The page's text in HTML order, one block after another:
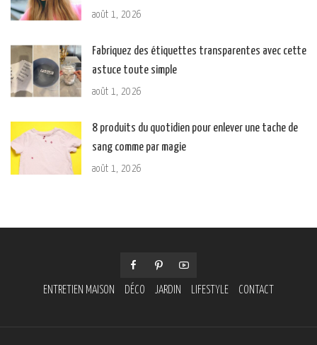
août 1, 2026
Fabriquez des étiquettes transparentes avec cette
astuce toute simple
août 1, 2026
8 produits du quotidien pour enlever une tache de
sang comme par magie
août 1, 2026
ENTRETIEN MAISON DÉCO JARDIN LIFESTYLE CONTACT